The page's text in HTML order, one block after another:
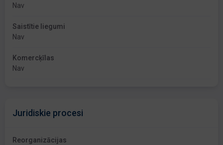
Nav
Saistītie liegumi
Nav
Komercķīlas
Nav
Juridiskie procesi
Reorganizācijas